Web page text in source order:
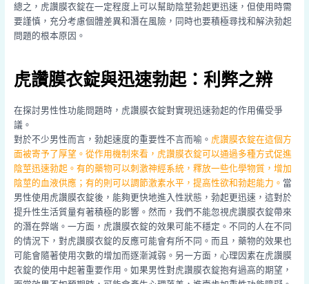
總之，虎讚膜衣錠在一定程度上可以幫助陰莖勃起更迅速，但使用時需
要謹慎，充分考慮個體差異和潛在風險，同時也要積極尋找和解決勃起
問題的根本原因。
虎讚膜衣錠與迅速勃起：利弊之辨
在探討男性性功能問題時，虎讚膜衣錠對實現迅速勃起的作用備受爭
議。
對於不少男性而言，勃起速度的重要性不言而喻。 虎讚膜衣錠在這個方
面被寄予了厚望。從作用機制來看，虎讚膜衣錠可以通過多種方式促進
陰莖迅速勃起。有的藥物可以刺激神經系統，釋放一些化學物質，增加
陰莖的血液供應；有的則可以調節激素水平，提高性欲和勃起能力。 當
男性使用虎讚膜衣錠後，能夠更快地進入性狀態，勃起更迅速，這對於
提升性生活質量有著積極的影響。然而，我們不能忽視虎讚膜衣錠帶來
的潛在弊端。一方面，虎讚膜衣錠的效果可能不穩定。不同的人在不同
的情況下，對虎讚膜衣錠的反應可能會有所不同。而且，藥物的效果也
可能會隨著使用次數的增加而逐漸減弱。另一方面，心理因素在虎讚膜
衣錠的使用中起著重要作用。如果男性對虎讚膜衣錠抱有過高的期望，